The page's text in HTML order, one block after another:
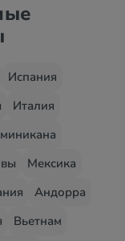
Испания
Италия
Мексика
Андорра
Вьетнам